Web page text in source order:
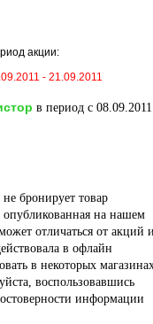
акции:
- 21.09.2011
в период с
бронирует товар
на нашем
отличаться от акций
в офлайн
в некоторых
воспользовавшись
информации